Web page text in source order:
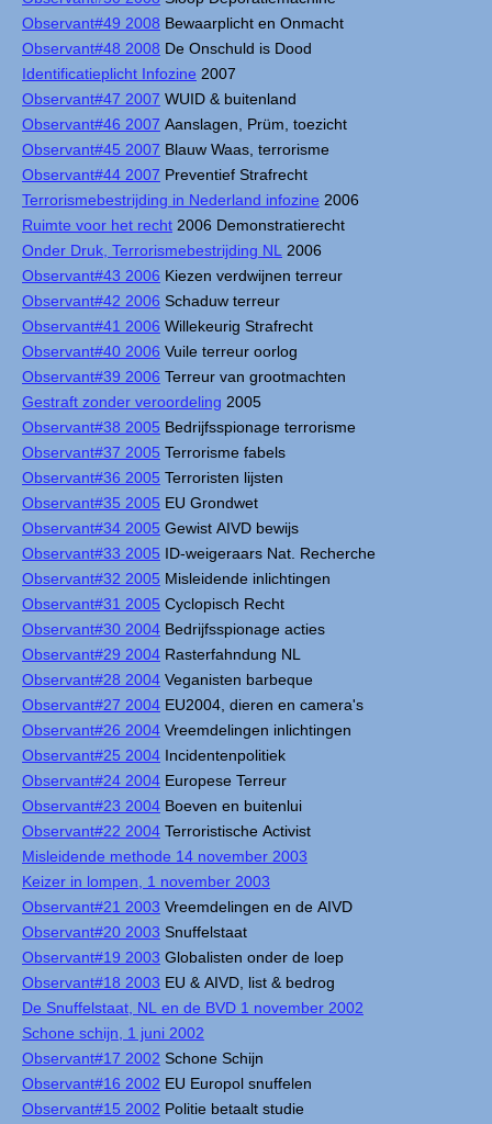
Observant#49 2008 Bewaarplicht en Onmacht
Observant#48 2008 De Onschuld is Dood
Identificatieplicht Infozine 2007
Observant#47 2007 WUID & buitenland
Observant#46 2007 Aanslagen, Prüm, toezicht
Observant#45 2007 Blauw Waas, terrorisme
Observant#44 2007 Preventief Strafrecht
Terrorismebestrijding in Nederland infozine 2006
Ruimte voor het recht 2006 Demonstratierecht
Onder Druk, Terrorismebestrijding NL
2006
Observant#43 2006 Kiezen verdwijnen terreur
Observant#42 2006 Schaduw terreur
Observant#41 2006 Willekeurig Strafrecht
Observant#40 2006 Vuile terreur oorlog
Observant#39 2006 Terreur van grootmachten
Gestraft zonder veroordeling 2005
Observant#38 2005 Bedrijfsspionage terrorisme
Observant#37 2005 Terrorisme fabels
Observant#36 2005 Terroristen lijsten
Observant#35 2005 EU Grondwet
Observant#34 2005 Gewist AIVD bewijs
Observant#33 2005 ID-weigeraars Nat. Recherche
Observant#32 2005 Misleidende inlichtingen
Observant#31 2005 Cyclopisch Recht
Observant#30 2004 Bedrijfsspionage acties
Observant#29 2004 Rasterfahndung NL
Observant#28 2004 Veganisten barbeque
Observant#27 2004 EU2004, dieren en camera's
Observant#26 2004 Vreemdelingen inlichtingen
Observant#25 2004 Incidentenpolitiek
Observant#24 2004 Europese Terreur
Observant#23 2004 Boeven en buitenlui
Observant#22 2004 Terroristische Activist
Misleidende methode 14 november 2003
Keizer in lompen, 1 november 2003
Observant#21 2003 Vreemdelingen en de AIVD
Observant#20 2003 Snuffelstaat
Observant#19 2003 Globalisten onder de loep
Observant#18 2003 EU & AIVD, list & bedrog
De Snuffelstaat, NL en de BVD 1 november 2002
Schone schijn, 1 juni 2002
Observant#17 2002 Schone Schijn
Observant#16 2002 EU Europol snuffelen
Observant#15 2002 Politie betaalt studie